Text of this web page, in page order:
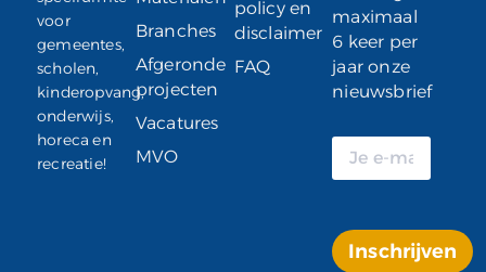
voor
gemeentes,
scholen,
kinderopvang,
onderwijs,
horeca en
recreatie!
Branches
Afgeronde
projecten
Vacatures
MVO
policy en
disclaimer
FAQ
maximaal
6 keer per
jaar onze
nieuwsbrief
Inschrijven